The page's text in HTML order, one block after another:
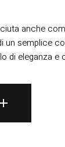
anche
un semplice
di eleganza e